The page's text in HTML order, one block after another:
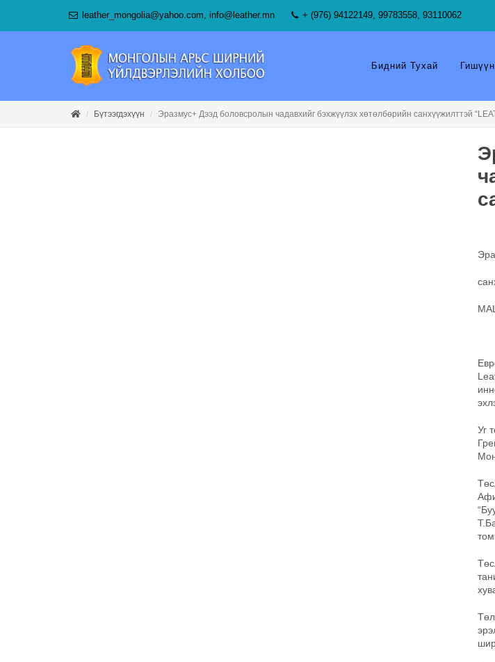
leather_mongolia@yahoo.com, info@leather.mn + (976) 94122149, 99783558, 93110062
Бидний Тухай
Гишүүн
Бүтээгдэхүүн Эразмус+ Дээд боловсролын чадавхийг бэхжүүлэх хөтөлбөрийн санхүүжилттэй
Уг